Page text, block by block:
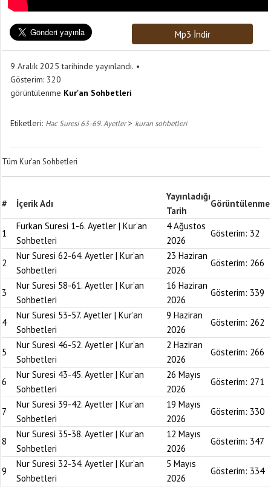
Mp3 İndir
9 Aralık 2025 tarihinde yayınlandı.
Gösterim: 320
görüntülenme Kur'an Sohbetleri
Etiketleri: Hac Suresi 63-69. Ayetler> kuran sohbetleri
Tüm Kur'an Sohbetleri
# İçerik Adı
Yayınladığı
Tarih
Görüntülenme
1
Furkan Suresi 1-6. Ayetler | Kur’an
Sohbetleri
4 Ağustos
2026
Gösterim: 32
2
Nur Suresi 62-64. Ayetler | Kur’an
Sohbetleri
23 Haziran
2026
Gösterim: 266
3
Nur Suresi 58-61. Ayetler | Kur’an
Sohbetleri
16 Haziran
2026
Gösterim: 339
4
Nur Suresi 53-57. Ayetler | Kur’an
Sohbetleri
9 Haziran
2026
Gösterim: 262
5
Nur Suresi 46-52. Ayetler | Kur’an
Sohbetleri
2 Haziran
2026
Gösterim: 266
6
Nur Suresi 43-45. Ayetler | Kur’an
Sohbetleri
26 Mayıs
2026
Gösterim: 271
7
Nur Suresi 39-42. Ayetler | Kur’an
Sohbetleri
19 Mayıs
2026
Gösterim: 330
8
Nur Suresi 35-38. Ayetler | Kur’an
Sohbetleri
12 Mayıs
2026
Gösterim: 347
9
Nur Suresi 32-34. Ayetler | Kur’an
Sohbetleri
5 Mayıs
2026
Gösterim: 334